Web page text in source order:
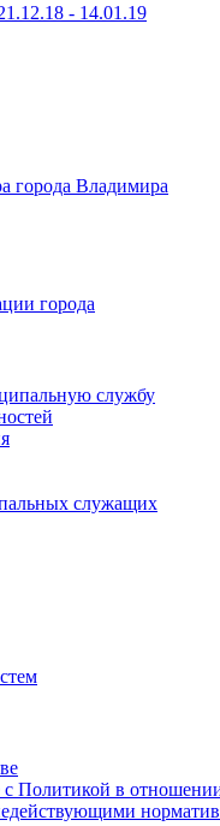
- 14.01.19
города Владимира
города
службу
служащих
Политикой в